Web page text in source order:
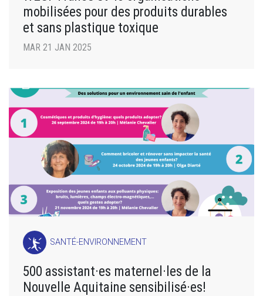
mobilisées pour des produits durables
et sans plastique toxique
MAR 21 JAN 2025
SANTÉ-ENVIRONNEMENT
500 assistant·es maternel·les de la
Nouvelle Aquitaine sensibilisé·es!